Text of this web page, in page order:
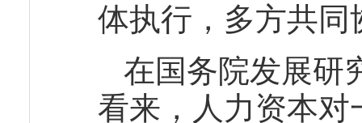
体执行，多方共
在国务院发展研
看来，人力资本